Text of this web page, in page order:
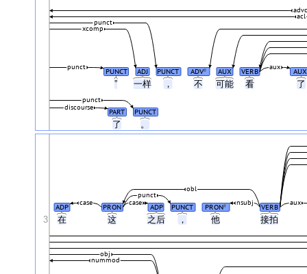
” 一样 ， 不 可能 看
了 。
PUNCT ADJ PUNCT ADV# AUX VERB AUX
aux
punct
xcomp
punct
acl
PART PUNCT
discourse
punct
在 这 之后 ， 他 接拍
ADP PRON ADP PUNCT PRON# VERB
case case nsubj aux
punct
obl
nummod
obj
3